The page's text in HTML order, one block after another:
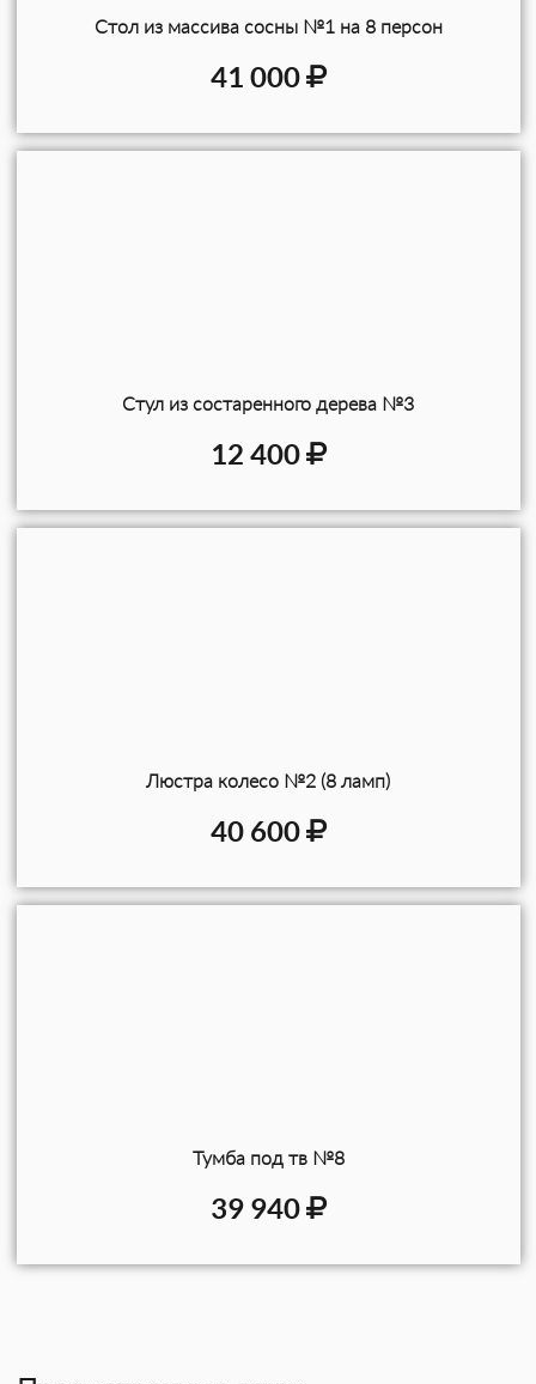
Стол из массива сосны №1 на 8 персон
41 000
Стул из состаренного дерева №3
12 400
Люстра колесо №2 (8 ламп)
40 600
Тумба под тв №8
39 940